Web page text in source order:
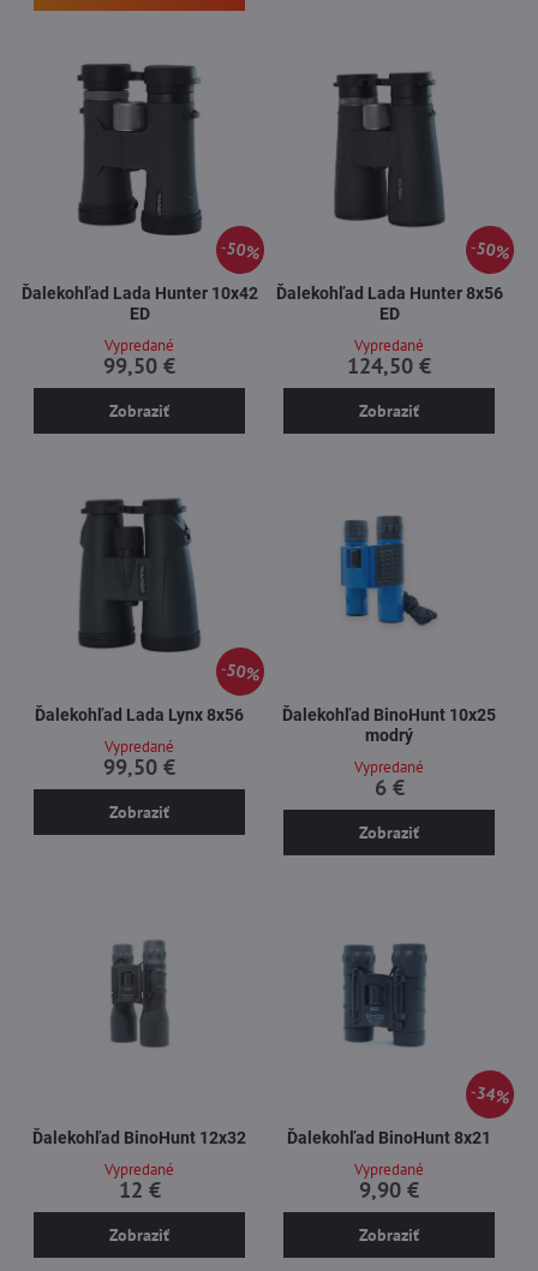
50%
Ďalekohľad Lada Hunter 10x42
ED
Vypredané
99,50 €
Zobraziť
50%
Ďalekohľad Lada Hunter 8x56
ED
Vypredané
124,50 €
Zobraziť
50%
Ďalekohľad Lada Lynx 8x56
Vypredané
99,50 €
Zobraziť
Ďalekohľad BinoHunt 10x25
modrý
Vypredané
6 €
Zobraziť
Ďalekohľad BinoHunt 12x32
Vypredané
12 €
Zobraziť
34%
Ďalekohľad BinoHunt 8x21
Vypredané
9,90 €
Zobraziť